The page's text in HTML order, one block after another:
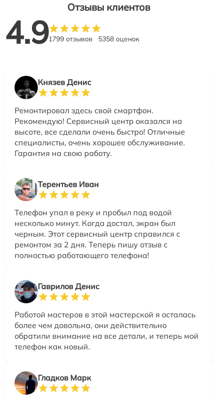
Отзывы клиентов
4.91799 отзывов 5358 оценок
Князев Денис
Ремонтировал здесь свой смартфон.
Рекомендую! Сервисный центр оказался на
высоте, все сделали очень быстро! Отличные
специалисты, очень хорошее обслуживание.
Гарантия на свою работу.
Терентьев Иван
Телефон упал в реку и пробыл под водой
несколько минут. Когда достал, экран был
черным. Этот сервисный центр справился с
ремонтом за 2 дня. Теперь пишу отзыв с
полностью работающего телефона!
Гаврилов Денис
Работой мастеров в этой мастерской я осталась
более чем довольна, они действительно
обратили внимание на все детали, и теперь мой
телефон как новый.
Гладков Марк